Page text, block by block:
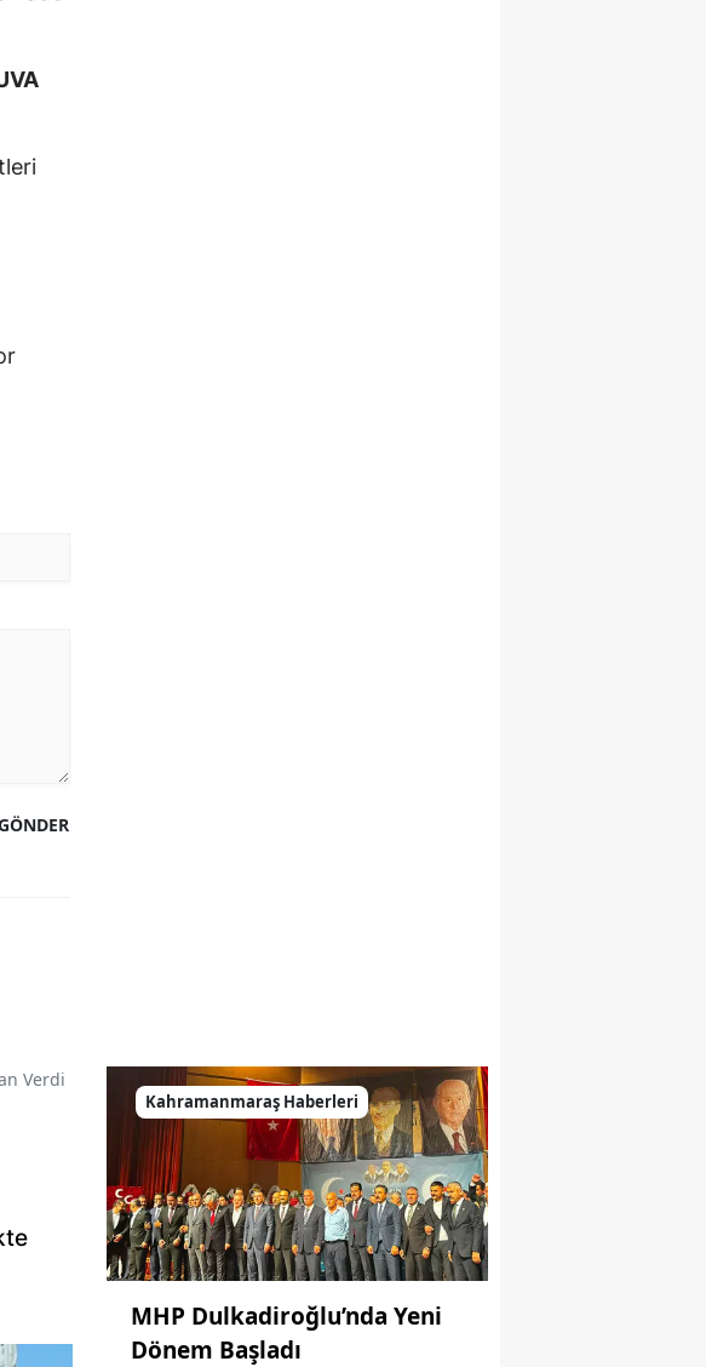
Verdi
Kahramanmaraş Haberleri
MHP Dulkadiroğlu’nda Yeni
Dönem Başladı